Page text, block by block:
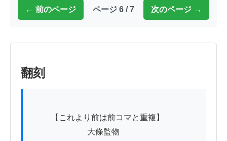
← 前のページ ページ 6 / 7 次のページ →
翻刻
大條監物